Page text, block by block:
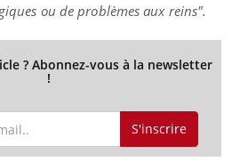
ou de problèmes aux reins".
? Abonnez-vous à la newsletter
!
S'inscrire